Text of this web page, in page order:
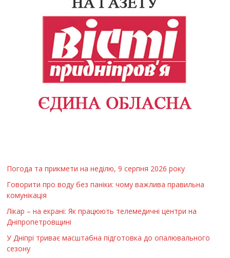
Погода та прикмети на неділю, 9 серпня 2026 року
Говорити про воду без паніки: чому важлива правильна
комунікація
Лікар – на екрані: Як працюють телемедичні центри на
Дніпропетровщині
У Дніпрі триває масштабна підготовка до опалювального
сезону